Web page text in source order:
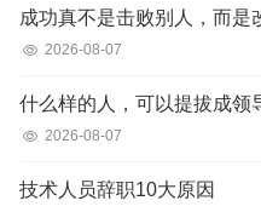
成功真不是击败别人，而是
2026-08-07
什么样的人，可以提拔成领
2026-08-07
技术人员辞职10大原因